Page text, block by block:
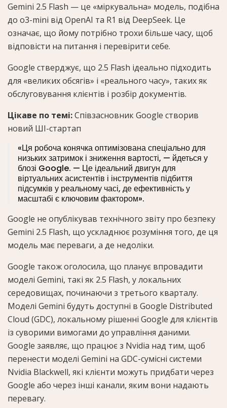
Gemini 2.5 Flash — це «міркувальна» модель, подібна
до o3-mini від OpenAI та R1 від DeepSeek. Це
означає, що йому потрібно трохи більше часу, щоб
відповісти на питання і перевірити себе.
Google стверджує, що 2.5 Flash ідеально підходить
для «великих обсягів» і «реального часу», таких як
обслуговування клієнтів і розбір документів.
Цікаве по темі:Співзасновник Google створив
новий ШІ-стартап
«Ця робоча конячка оптимізована спеціально для
низьких затримок і зниження вартості, — йдеться у
блозі Google. — Це ідеальний двигун для
віртуальних асистентів і інструментів підбиття
підсумків у реальному часі, де ефективність у
масштабі є ключовим фактором».
Google не опублікував технічного звіту про безпеку
Gemini 2.5 Flash, що ускладнює розуміння того, де ця
модель має переваги, а де недоліки.
Google також оголосила, що планує впровадити
моделі Gemini, такі як 2.5 Flash, у локальних
середовищах, починаючи з третього кварталу.
Моделі Gemini будуть доступні в Google Distributed
Cloud (GDC), локальному рішенні Google для клієнтів
із суворими вимогами до управління даними.
Google заявляє, що працює з Nvidia над тим, щоб
перенести моделі Gemini на GDC-сумісні системи
Nvidia Blackwell, які клієнти можуть придбати через
Google або через інші канали, яким вони надають
перевагу.